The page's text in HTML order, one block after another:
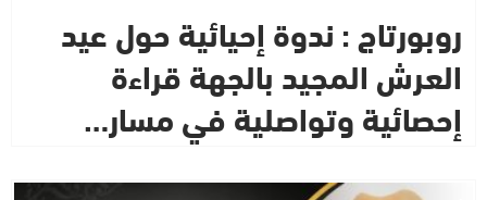
روبورتاج : ندوة إحيائية حول عيد
العرش المجيد بالجهة قراءة
إحصائية وتواصلية في مسار…